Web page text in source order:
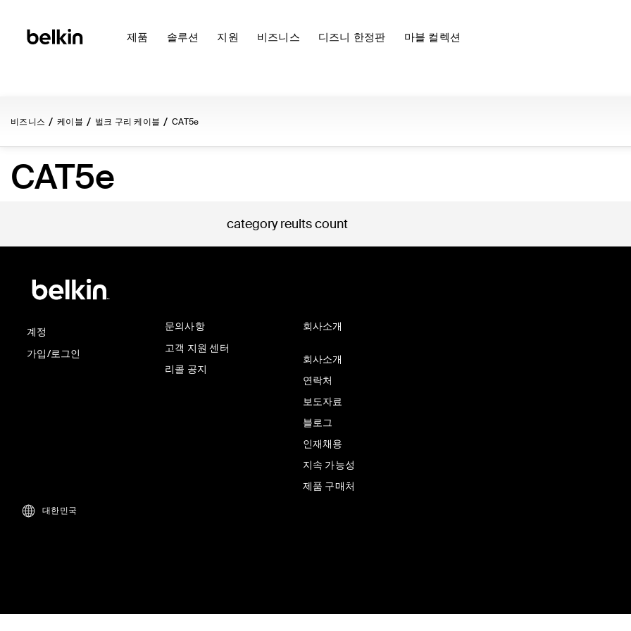
제품 솔루션 지원 비즈니스 디즈니 한정판 마블 컬렉션
비즈니스 케이블 벌크 구리 케이블 CAT5e
CAT5e
category reults count
계정
가입/로그인
문의사항
고객 지원 센터
리콜 공지
회사소개
회사소개
연락처
보도자료
블로그
인재채용
지속 가능성
제품 구매처
대한민국